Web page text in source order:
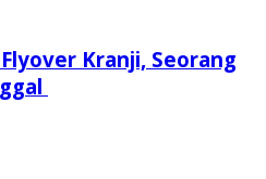
Kranji, Seorang